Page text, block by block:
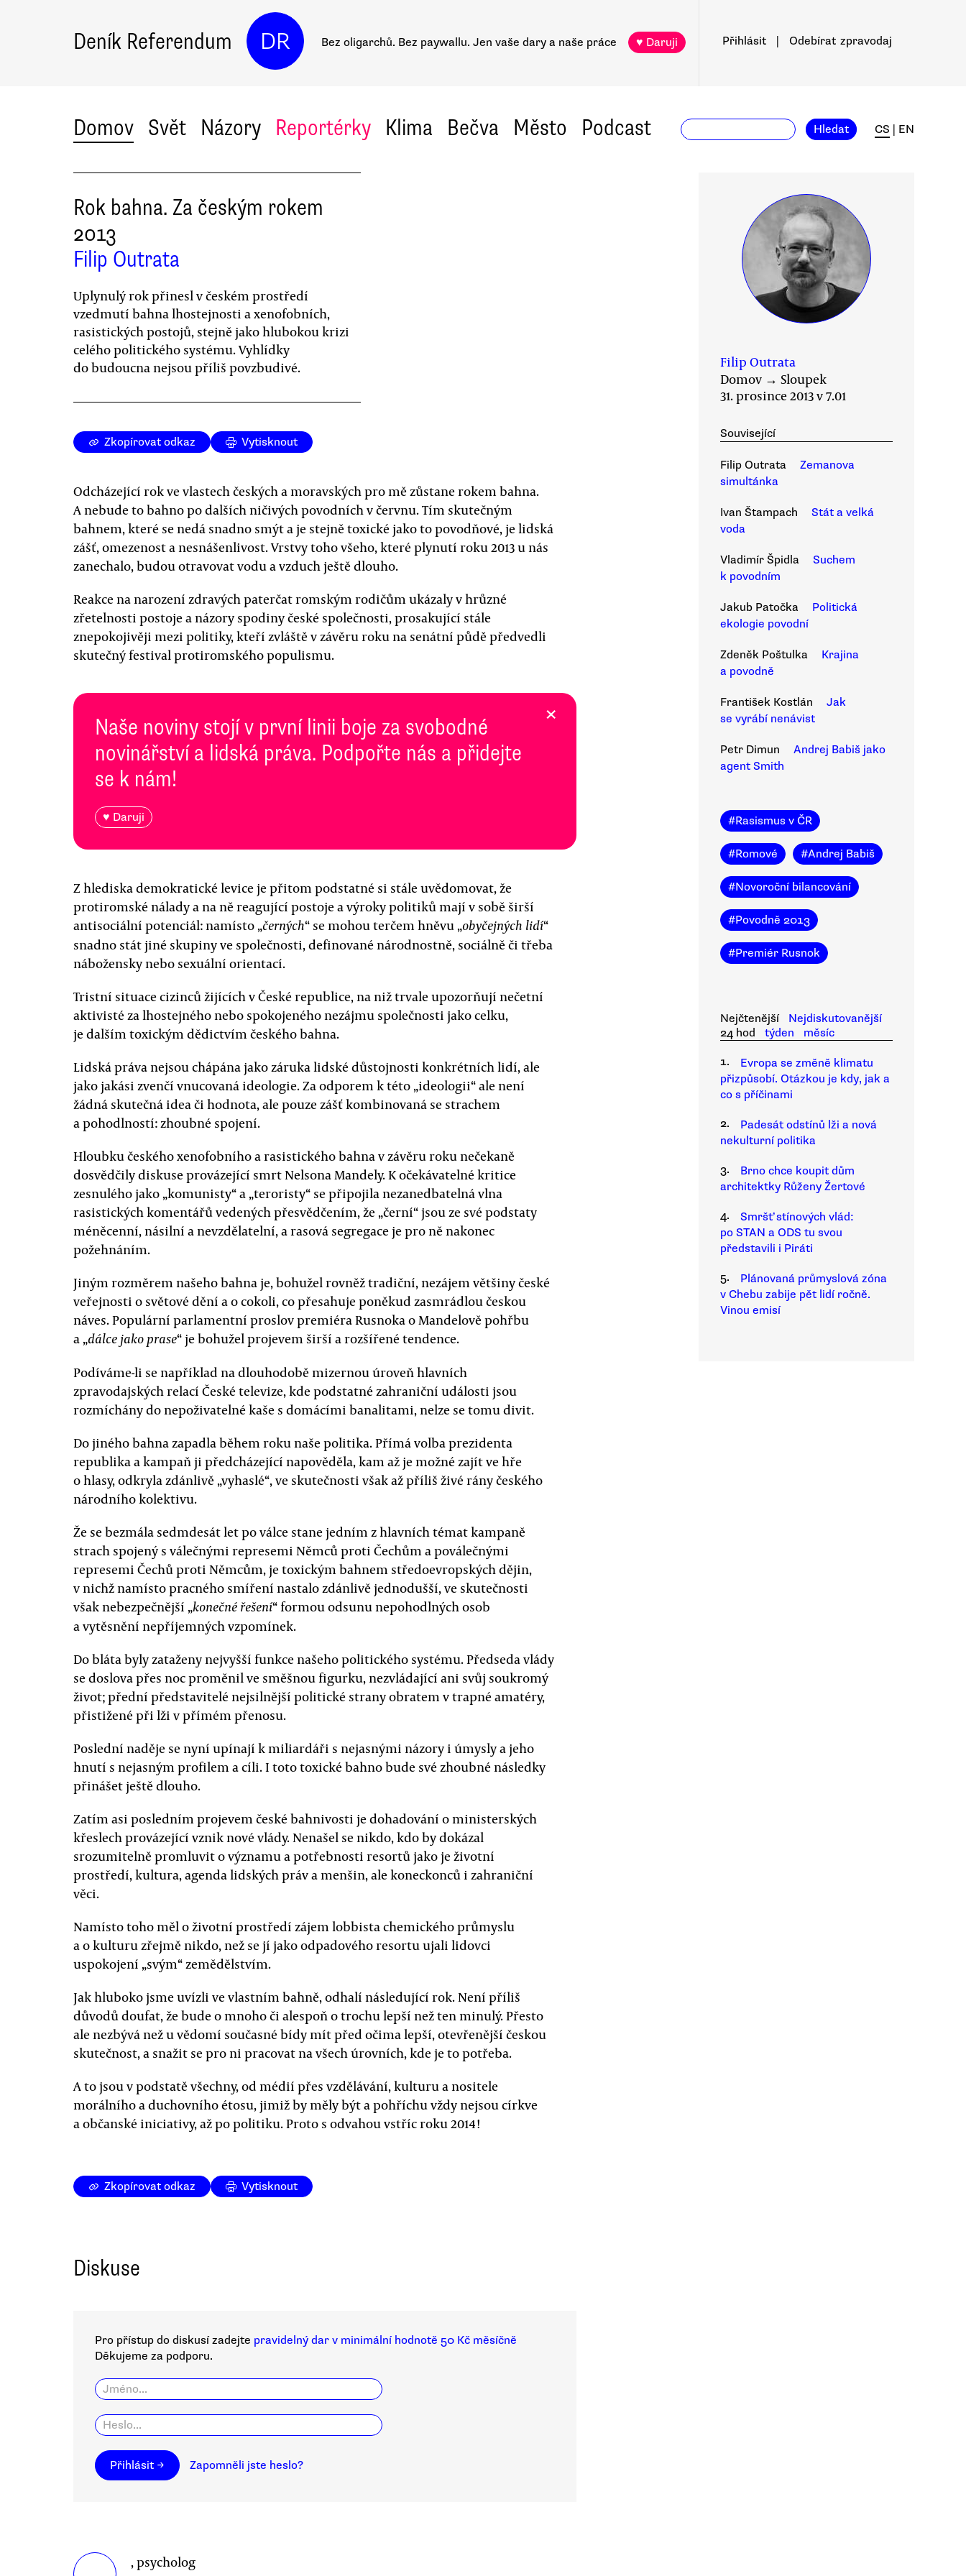
Deník Referendum DR Bez oligarchů. Bez paywallu. Jen vaše dary a naše práce ♥ Daruji Přihlásit Odebírat zpravodaj
Domov Svět Názory Reportérky Klima Bečva Město Podcast Hledat CS EN
Rok bahna. Za českým rokem
2013
Filip Outrata
Uplynulý rok přinesl v českém prostředí
vzedmutí bahna lhostejnosti a xenofobních,
rasistických postojů, stejně jako hlubokou krizi
celého politického systému. Vyhlídky
do budoucna nejsou příliš povzbudivé.
Zkopírovat odkaz Vytisknout
Odcházející rok ve vlastech českých a moravských pro mě zůstane rokem bahna.
A nebude to bahno po dalších ničivých povodních v červnu. Tím skutečným
bahnem, které se nedá snadno smýt a je stejně toxické jako to povodňové, je lidská
zášť, omezenost a nesnášenlivost. Vrstvy toho všeho, které plynutí roku 2013 u nás
zanechalo, budou otravovat vodu a vzduch ještě dlouho.
Reakce na narození zdravých paterčat romským rodičům ukázaly v hrůzné
zřetelnosti postoje a názory spodiny české společnosti, prosakující stále
znepokojivěji mezi politiky, kteří zvláště v závěru roku na senátní půdě předvedli
skutečný festival protiromského populismu.
Naše noviny stojí v první linii boje za svobodné
novinářství a lidská práva. Podpořte nás a přidejte
se k nám!
♥ Daruji
×
Z hlediska demokratické levice je přitom podstatné si stále uvědomovat, že
protiromské nálady a na ně reagující postoje a výroky politiků mají v sobě širší
antisociální potenciál: namísto „černých“ se mohou terčem hněvu „obyčejných lidí“
snadno stát jiné skupiny ve společnosti, definované národnostně, sociálně či třeba
nábožensky nebo sexuální orientací.
Tristní situace cizinců žijících v České republice, na niž trvale upozorňují nečetní
aktivisté za lhostejného nebo spokojeného nezájmu společnosti jako celku,
je dalším toxickým dědictvím českého bahna.
Lidská práva nejsou chápána jako záruka lidské důstojnosti konkrétních lidí, ale
jako jakási zvenčí vnucovaná ideologie. Za odporem k této „ideologii“ ale není
žádná skutečná idea či hodnota, ale pouze zášť kombinovaná se strachem
a pohodlností: zhoubné spojení.
Hloubku českého xenofobního a rasistického bahna v závěru roku nečekaně
dosvědčily diskuse provázející smrt Nelsona Mandely. K očekávatelné kritice
zesnulého jako „komunisty“ a „teroristy“ se připojila nezanedbatelná vlna
rasistických komentářů vedených přesvědčením, že „černí“ jsou ze své podstaty
méněcenní, násilní a nevzdělatelní, a rasová segregace je pro ně nakonec
požehnáním.
Jiným rozměrem našeho bahna je, bohužel rovněž tradiční, nezájem většiny české
veřejnosti o světové dění a o cokoli, co přesahuje poněkud zasmrádlou českou
náves. Populární parlamentní proslov premiéra Rusnoka o Mandelově pohřbu
a „dálce jako prase“ je bohužel projevem širší a rozšířené tendence.
Podíváme-li se například na dlouhodobě mizernou úroveň hlavních
zpravodajských relací České televize, kde podstatné zahraniční události jsou
rozmíchány do nepoživatelné kaše s domácími banalitami, nelze se tomu divit.
Do jiného bahna zapadla během roku naše politika. Přímá volba prezidenta
republika a kampaň ji předcházející napověděla, kam až je možné zajít ve hře
o hlasy, odkryla zdánlivě „vyhaslé“, ve skutečnosti však až příliš živé rány českého
národního kolektivu.
Že se bezmála sedmdesát let po válce stane jedním z hlavních témat kampaně
strach spojený s válečnými represemi Němců proti Čechům a poválečnými
represemi Čechů proti Němcům, je toxickým bahnem středoevropských dějin,
v nichž namísto pracného smíření nastalo zdánlivě jednodušší, ve skutečnosti
však nebezpečnější „konečné řešení“ formou odsunu nepohodlných osob
a vytěsnění nepříjemných vzpomínek.
Do bláta byly zataženy nejvyšší funkce našeho politického systému. Předseda vlády
se doslova přes noc proměnil ve směšnou figurku, nezvládající ani svůj soukromý
život; přední představitelé nejsilnější politické strany obratem v trapné amatéry,
přistižené při lži v přímém přenosu.
Poslední naděje se nyní upínají k miliardáři s nejasnými názory i úmysly a jeho
hnutí s nejasným profilem a cíli. I toto toxické bahno bude své zhoubné následky
přinášet ještě dlouho.
Zatím asi posledním projevem české bahnivosti je dohadování o ministerských
křeslech provázející vznik nové vlády. Nenašel se nikdo, kdo by dokázal
srozumitelně promluvit o významu a potřebnosti resortů jako je životní
prostředí, kultura, agenda lidských práv a menšin, ale koneckonců i zahraniční
věci.
Namísto toho měl o životní prostředí zájem lobbista chemického průmyslu
a o kulturu zřejmě nikdo, než se jí jako odpadového resortu ujali lidovci
uspokojení „svým“ zemědělstvím.
Jak hluboko jsme uvízli ve vlastním bahně, odhalí následující rok. Není příliš
důvodů doufat, že bude o mnoho či alespoň o trochu lepší než ten minulý. Přesto
ale nezbývá než u vědomí současné bídy mít před očima lepší, otevřenější českou
skutečnost, a snažit se pro ni pracovat na všech úrovních, kde je to potřeba.
A to jsou v podstatě všechny, od médií přes vzdělávání, kulturu a nositele
morálního a duchovního étosu, jimiž by měly být a pohříchu vždy nejsou církve
a občanské iniciativy, až po politiku. Proto s odvahou vstříc roku 2014!
Filip Outrata
Domov → Sloupek
31. prosince 2013 v 7.01
Související
Filip Outrata
Zemanova
simultánka
Ivan Štampach
Stát a velká
voda
Vladimír Špidla
Suchem
k povodním
Jakub Patočka
Politická
ekologie povodní
Zdeněk Poštulka
Krajina
a povodně
František Kostlán
Jak
se vyrábí nenávist
Petr Dimun
Andrej Babiš jako
agent Smith
#Rasismus v ČR
#Romové #Andrej Babiš
#Novoroční bilancování
#Povodně 2013
#Premiér Rusnok
Nejčtenější
Nejdiskutovanější
24 hod
týden
měsíc
1.
Evropa se změně klimatu
přizpůsobí. Otázkou je kdy, jak a
co s příčinami
2.
Padesát odstínů lži a nová
nekulturní politika
3.
Brno chce koupit dům
architektky Růženy Žertové
4.
Smršť stínových vlád:
po STAN a ODS tu svou
představili i Piráti
5.
Plánovaná průmyslová zóna
v Chebu zabije pět lidí ročně.
Vinou emisí
Zkopírovat odkaz Vytisknout
Diskuse
Pro přístup do diskusí zadejte pravidelný dar v minimální hodnotě 50 Kč měsíčně
Děkujeme za podporu.
Přihlásit → Zapomněli jste heslo?
, psycholog